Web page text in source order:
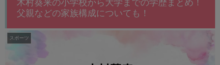
木村葵来の小学校から大学までの学歴まとめ！
父親などの家族構成についても！
スポーツ